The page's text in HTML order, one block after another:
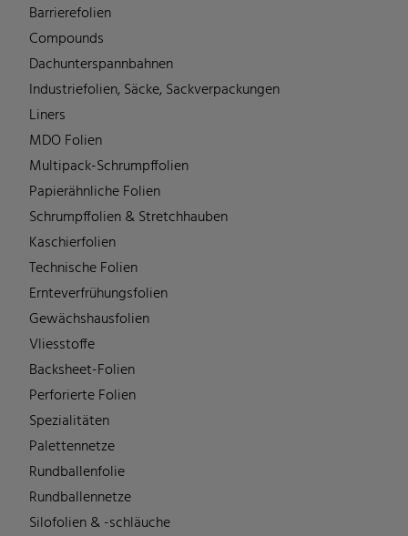
Barrierefolien
Compounds
Dachunterspannbahnen
Industriefolien, Säcke, Sackverpackungen
Liners
MDO Folien
Multipack-Schrumpffolien
Papierähnliche Folien
Schrumpffolien & Stretchhauben
Kaschierfolien
Technische Folien
Ernteverfrühungsfolien
Gewächshausfolien
Vliesstoffe
Backsheet-Folien
Perforierte Folien
Spezialitäten
Palettennetze
Rundballenfolie
Rundballennetze
Silofolien & -schläuche